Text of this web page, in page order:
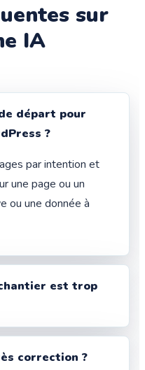
sur
IA
départ pour
?
par intention et
une page ou un
ou une donnée à
est trop
correction ?